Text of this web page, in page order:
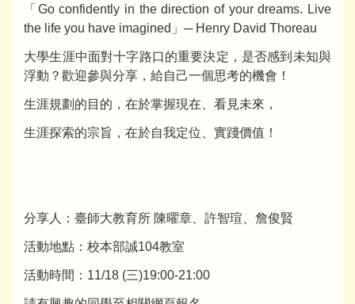
「Go confidently in the direction of your dreams. Live
the life you have imagined」─ Henry David Thoreau
大學生涯中面對十字路口的重要決定，是否感到未知與
浮動？歡迎參與分享，給自己一個思考的機會！
生涯規劃的目的，在於掌握現在、看見未來，
生涯探索的宗旨，在於自我定位、實踐價值！
分享人：臺師大教育所 陳曜章、許智瑄、詹俊賢
活動地點：校本部誠104教室
活動時間：11/18 (三)19:00-21:00